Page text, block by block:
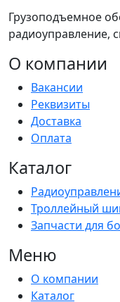
Грузоподъемное
радиоуправление,
О компании
Вакансии
Реквизиты
Доставка
Оплата
Каталог
Троллейный
Запчасти для
Меню
О компании
Каталог